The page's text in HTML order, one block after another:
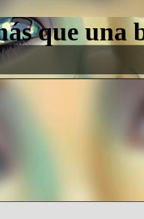
que una